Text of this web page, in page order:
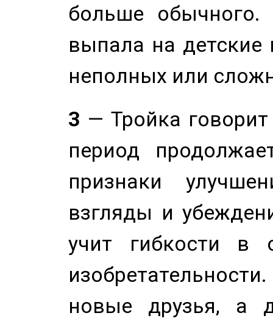
больше
выпала на детские
неполных или
3 — Тройка
период
признаки
взгляды и
учит гибкости в
новые друзья, а